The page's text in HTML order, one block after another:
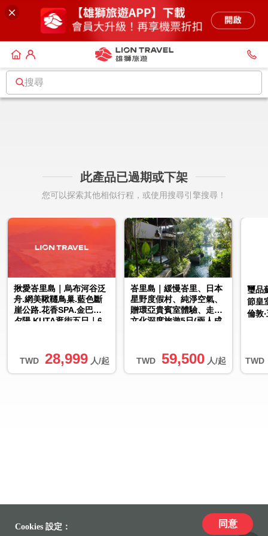
搜尋
此產品已過期或下架
您可以探索其他相似行程，或使用搜尋引擎搜尋！
TWD 28,999 人/起
揪愛峇里島｜烏布河谷泛
舟.網美鞦韆鳥巢.藍色斷
崖公路.花香SPA.金巴蘭
夕陽.KUTA逛街五日｜6
TWD 59,500 人/起
峇里島｜緩慢峇里、日本
星野度假村、純淨空氣、
贈環亞貴賓室體驗、走入
文化深度旅遊5日(兩人成
TWD
璽品
節皇
倫敦
Cookies 設定： 同意